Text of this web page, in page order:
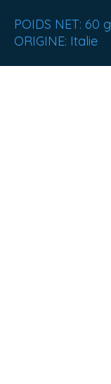
POIDS NET: 60 g
ORIGINE: Italie